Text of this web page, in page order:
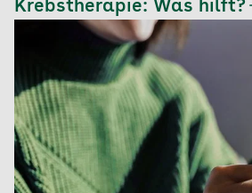
Krebstherapie: Was hilft?